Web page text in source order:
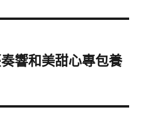
響和美甜心專包養